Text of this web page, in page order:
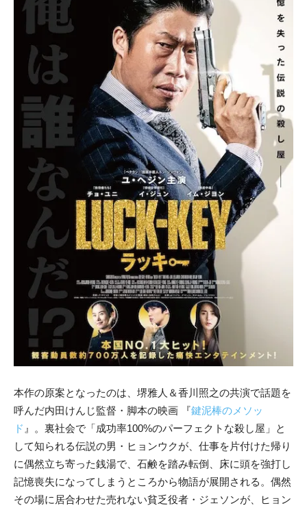
本作の原案となったのは、堺雅人＆香川照之の共演で話題を
呼んだ内田けんじ監督・脚本の映画 『鍵泥棒のメソッ
ド 』。裏社会で「成功率100%のパーフェクトな殺し屋」と
して知られる伝説の男・ヒョンウクが、仕事を片付けた帰り
に偶然立ち寄った銭湯で、石鹸を踏み転倒、床に頭を強打し
記憶喪失になってしまうところから物語が展開される。偶然
その場に居合わせた売れない貧乏役者・ジェソンが、ヒョン